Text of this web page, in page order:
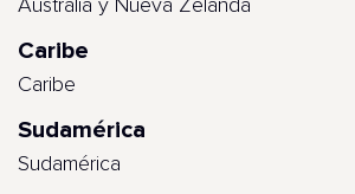
Australia y Nueva Zelanda
Caribe
Caribe
Sudamérica
Sudamérica